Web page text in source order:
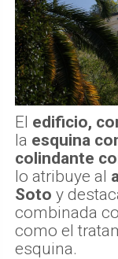
El edificio,
la esquina
colindante
lo atribuye al
Soto y
combinada
como el
esquina.